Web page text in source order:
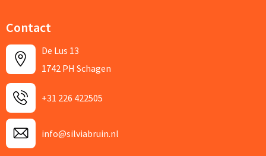
Contact
De Lus 13
1742 PH Schagen
+31 226 422505
info@silviabruin.nl